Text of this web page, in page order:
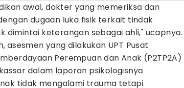
awal, dokter yang memeriksa dan
dugaan luka fisik terkait tindak
dimintai keterangan sebagai ahli," ucapnya.
asesmen yang dilakukan UPT Pusat
Perempuan dan Anak (P2TP2A)
dalam laporan psikologisnya
tidak mengalami trauma tetapi